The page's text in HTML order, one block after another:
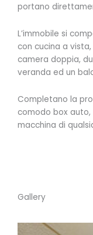
portano
L’immobile si
con cucina a
camera doppia,
veranda ed un
Completano la
comodo box
macchina di
Gallery